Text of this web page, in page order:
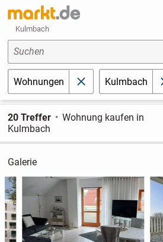
Kulmbach
Suchen
Wohnungen schließenKulmbach
20 Treffer
Wohnung kaufen in
Kulmbach
Galerie